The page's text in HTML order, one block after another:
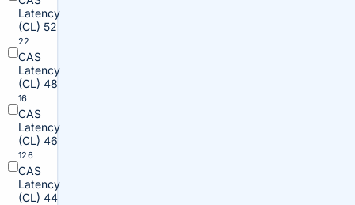
Latency
(CL) 52
22
CAS
Latency
(CL) 48
16
CAS
Latency
(CL) 46
126
CAS
Latency
(CL) 44